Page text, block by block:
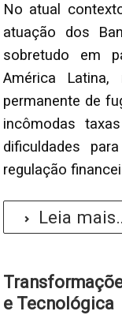
No atual
atuação dos
sobretudo em
América
permanente de
incômodas
dificuldades
regulação
Leia mais...
e Tecnológica